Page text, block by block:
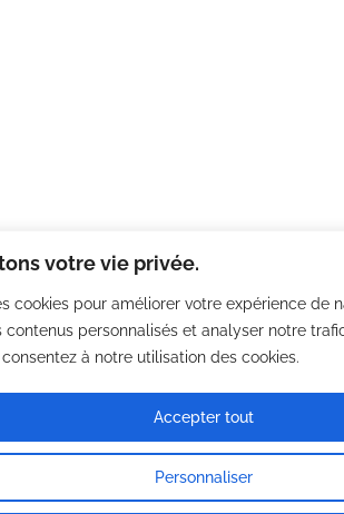
votre vie privée.
cookies pour améliorer votre expérience de
personnalisés et analyser notre
à notre utilisation des cookies.
Personnaliser
Accepter tout